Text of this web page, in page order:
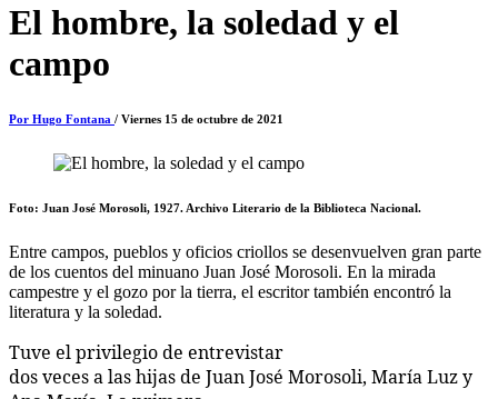
El hombre, la soledad y el
campo
Por Hugo Fontana / Viernes 15 de octubre de 2021
Foto: Juan José Morosoli, 1927. Archivo Literario de la Biblioteca Nacional.
Entre campos, pueblos y oficios criollos se desenvuelven gran parte
de los cuentos del minuano Juan José Morosoli. En la mirada
campestre y el gozo por la tierra, el escritor también encontró la
literatura y la soledad.
Tuve el privilegio de entrevistar
dos veces a las hijas de Juan José Morosoli, María Luz y